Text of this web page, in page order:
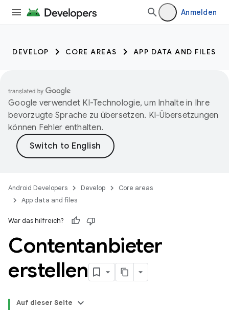
Anmelden
DEVELOP CORE AREAS APP DATA AND FILES
Google verwendet KI-Technologie, um Inhalte in Ihre
bevorzugte Sprache zu übersetzen. KI-Übersetzungen
können Fehler enthalten.
Android Developers Develop
Core areas
App data and files
War das hilfreich?
Contentanbieter
erstellen
Auf dieser Seite